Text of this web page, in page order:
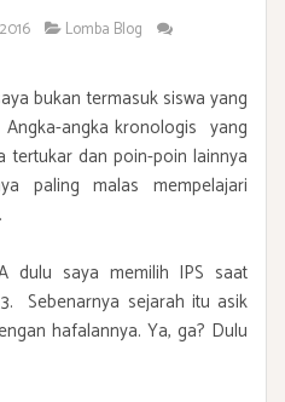
Lomba Blog
bukan termasuk siswa yang
angka kronologis yang
tertukar dan poin-poin lainnya
paling malas mempelajari
dulu saya memilih IPS saat
Sebenarnya sejarah itu asik
hafalannya. Ya, ga? Dulu